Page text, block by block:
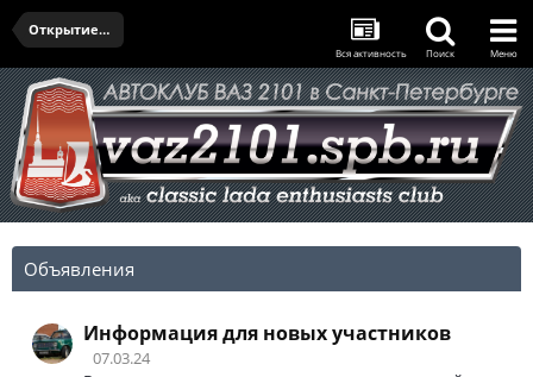
Открытие сезона и Олдтаймер-Галерея 2024
Вся активность Поиск Меню
Объявления
Информация для новых участников
07.03.24